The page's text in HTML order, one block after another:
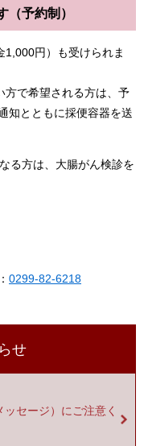
（予約制）
1,000円）も受けられま
方で希望される方は、予
知とともに採便容器を送
る方は、大腸がん検診を
0299-82-6218
せ
セージ）にご注意く